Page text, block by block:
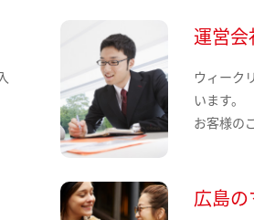
運営会
ウィーク
います。
お客様の
広島